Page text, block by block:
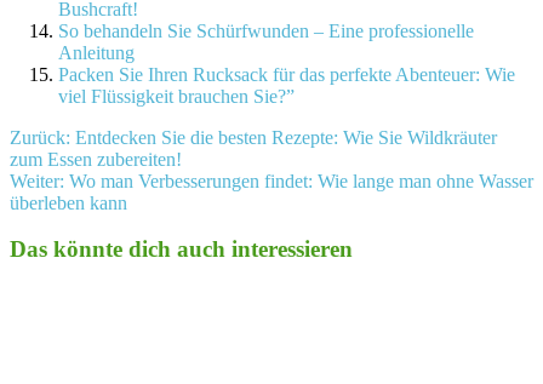
Bushcraft!
So behandeln Sie Schürfwunden – Eine professionelle
Anleitung
Packen Sie Ihren Rucksack für das perfekte Abenteuer: Wie
viel Flüssigkeit brauchen Sie?”
Beitragsnavigation
Zurück: Entdecken Sie die besten Rezepte: Wie Sie Wildkräuter
zum Essen zubereiten!
Weiter: Wo man Verbesserungen findet: Wie lange man ohne Wasser
überleben kann
Das könnte dich auch interessieren